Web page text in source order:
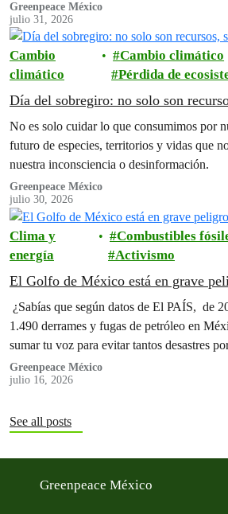
Greenpeace México
julio 31, 2026
Cambio
climático
Cambio climático
Pérdida de
Día del sobregiro: no solo son
No es solo cuidar lo que consumimos por
futuro de especies, territorios y vidas que
nuestra inconsciencia o desinformación.
Greenpeace México
julio 30, 2026
Clima y
energía
Combustibles
Activismo
El Golfo de México está en grave
¿Sabías que según datos de El PAÍS, de
1.490 derrames y fugas de petróleo en
sumar tu voz para evitar tantos desastres
Greenpeace México
julio 16, 2026
See all posts
Greenpeace México